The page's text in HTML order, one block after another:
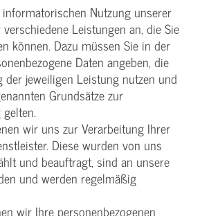
Nutzung unserer
Leistungen an, die Sie
können. Dazu müssen Sie in der
Daten angeben, die
jeweiligen Leistung nutzen und
Grundsätze zur
wir uns zur Verarbeitung Ihrer
Diese wurden von uns
und beauftragt, sind an unsere
und werden regelmäßig
wir Ihre personenbezogenen